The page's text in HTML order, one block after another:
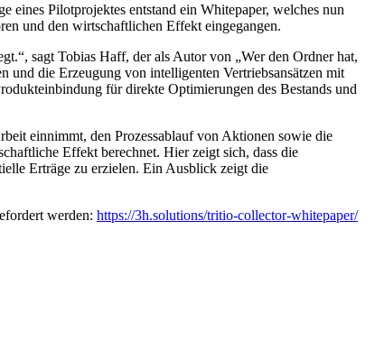
Pilotprojektes entstand ein Whitepaper, welches nun
und den wirtschaftlichen Effekt eingegangen.
sagt Tobias Haff, der als Autor von „Wer den Ordner hat,
und die Erzeugung von intelligenten Vertriebsansätzen mit
für direkte Optimierungen des Bestands und
einnimmt, den Prozessablauf von Aktionen sowie die
Effekt berechnet. Hier zeigt sich, dass die
Erträge zu erzielen. Ein Ausblick zeigt die
werden: https://3h.solutions/tritio-collector-whitepaper/